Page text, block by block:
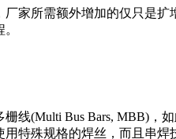
家所需额外增加的仅只是
线(Multi Bus Bars, MBB)
特殊规格的焊丝，而且串焊